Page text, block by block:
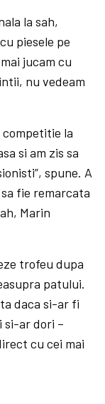
la sah,
piesele pe
jucam cu
nu vedeam
la
si am zis sa
spune. A
fie remarcata
Marin
trofeu dupa
patului.
daca si-ar fi
si-ar dori –
cu cei mai